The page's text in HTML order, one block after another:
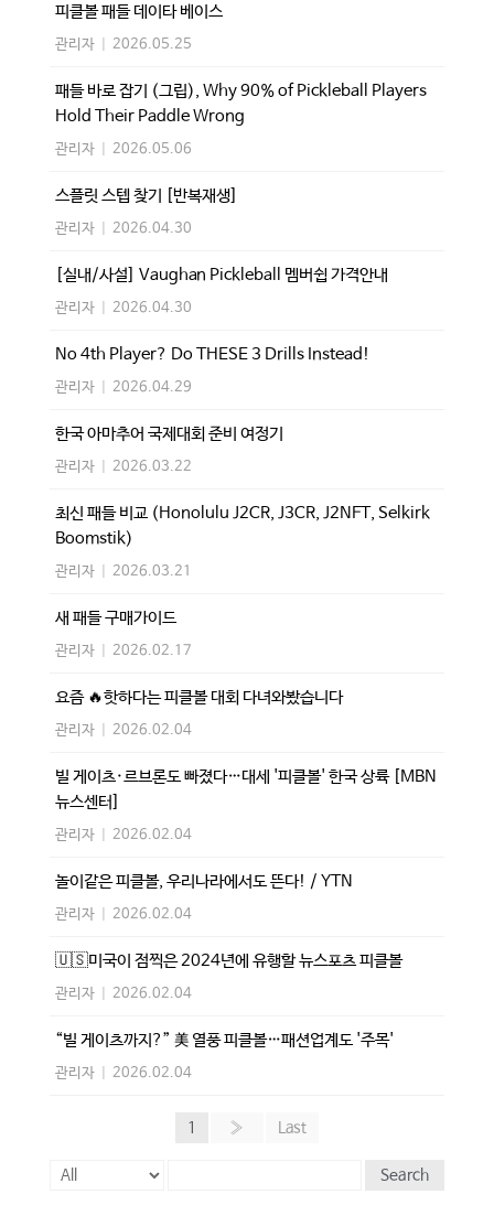
피클볼 패들 데이타 베이스
관리자 2026.05.25
패들 바로 잡기 (그립), Why 90% of Pickleball Players
Hold Their Paddle Wrong
관리자 2026.05.06
스플릿 스텝 찾기 [반복재생]
관리자 2026.04.30
[실내/사설] Vaughan Pickleball 멤버쉽 가격안내
관리자 2026.04.30
No 4th Player? Do THESE 3 Drills Instead!
관리자 2026.04.29
한국 아마추어 국제대회 준비 여정기
관리자 2026.03.22
최신 패들 비교 (Honolulu J2CR, J3CR, J2NFT, Selkirk
Boomstik)
관리자 2026.03.21
새 패들 구매가이드
관리자 2026.02.17
요즘 🔥핫하다는 피클볼 대회 다녀와봤습니다
관리자 2026.02.04
빌 게이츠·르브론도 빠졌다…대세 '피클볼' 한국 상륙 [MBN
뉴스센터]
관리자 2026.02.04
놀이같은 피클볼, 우리나라에서도 뜬다! / YTN
관리자 2026.02.04
🇺🇸미국이 점찍은 2024년에 유행할 뉴스포츠 피클볼
관리자 2026.02.04
“빌 게이츠까지?” 美 열풍 피클볼…패션업계도 '주목'
관리자 2026.02.04
1 » Last
Search